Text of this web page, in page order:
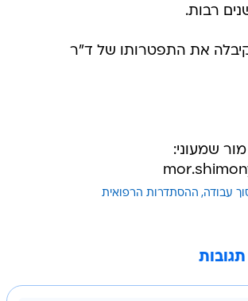
רבות.
את התפטרותו של ד"ר
שמעוני:
עבודה ההסתדרות הרפואית